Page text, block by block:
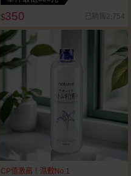
$350 已銷售2,754
CP值激高！濕敷No.1